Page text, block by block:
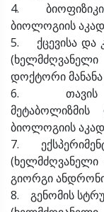
4.
ბიოლოგიის
5. ქცევისა და
დოქტორი მანანა
6. თავის
ბიოლოგიის
7.
გიორგი
8. გენომის